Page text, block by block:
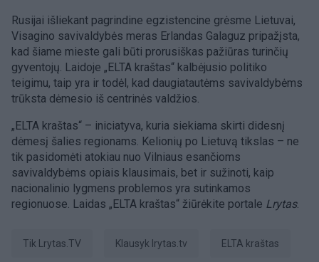
Rusijai išliekant pagrindine egzistencine grėsme Lietuvai,
Visagino savivaldybės meras Erlandas Galaguz pripažįsta,
kad šiame mieste gali būti prorusiškas pažiūras turinčių
gyventojų. Laidoje „ELTA kraštas“ kalbėjusio politiko
teigimu, taip yra ir todėl, kad daugiatautėms savivaldybėms
trūksta dėmesio iš centrinės valdžios.
„ELTA kraštas“ – iniciatyva, kuria siekiama skirti didesnį
dėmesį šalies regionams. Kelionių po Lietuvą tikslas – ne
tik pasidomėti atokiau nuo Vilniaus esančioms
savivaldybėms opiais klausimais, bet ir sužinoti, kaip
nacionalinio lygmens problemos yra sutinkamos
regionuose. Laidas „ELTA kraštas“ žiūrėkite portale Lrytas.
tik Lrytas.TV Klausyk lrytas.tv ELTA kraštas